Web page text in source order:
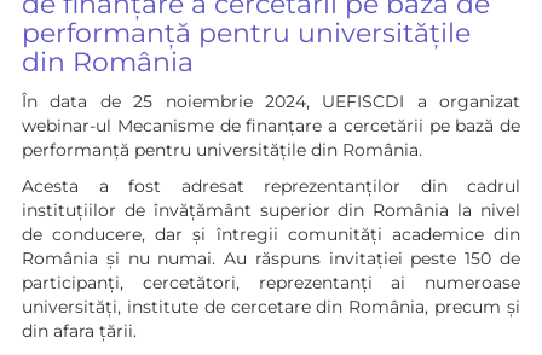
performanță pentru universitățile
din România
În data de 25 noiembrie 2024, UEFISCDI a organizat
webinar-ul Mecanisme de finanțare a cercetării pe bază de
performanță pentru universitățile din România.
Acesta a fost adresat reprezentanților din cadrul
instituțiilor de învățământ superior din România la nivel
de conducere, dar și întregii comunități academice din
România și nu numai. Au răspuns invitației peste 150 de
participanți, cercetători, reprezentanți ai numeroase
universități, institute de cercetare din România, precum și
din afara țării.